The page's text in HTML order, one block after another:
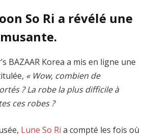
So Ri a révélé une
BAZAAR Korea a mis en ligne une
« Wow, combien de
? La robe la plus difficile à
ces robes ?
Lune So Ri a compté les fois où